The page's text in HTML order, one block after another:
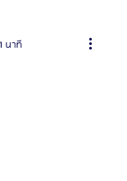
นาที